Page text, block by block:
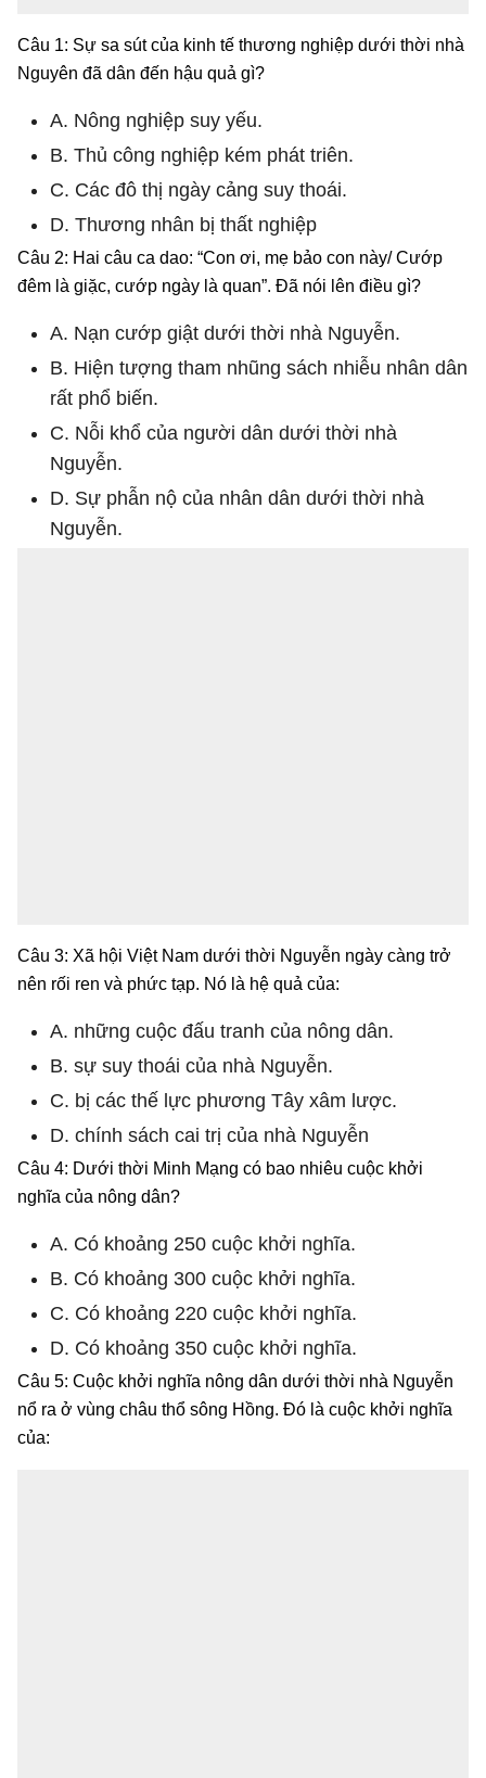
Câu 1: Sự sa sút của kinh tế thương nghiệp dưới thời nhà
Nguyên đã dân đến hậu quả gì?
A. Nông nghiệp suy yếu.
B. Thủ công nghiệp kém phát triên.
C. Các đô thị ngày cảng suy thoái.
D. Thương nhân bị thất nghiệp
Câu 2: Hai câu ca dao: “Con ơi, mẹ bảo con này/ Cướp
đêm là giặc, cướp ngày là quan”. Đã nói lên điều gì?
A. Nạn cướp giật dưới thời nhà Nguyễn.
B. Hiện tượng tham nhũng sách nhiễu nhân dân
rất phổ biến.
C. Nỗi khổ của người dân dưới thời nhà
Nguyễn.
D. Sự phẫn nộ của nhân dân dưới thời nhà
Nguyễn.
Câu 3: Xã hội Việt Nam dưới thời Nguyễn ngày càng trở
nên rối ren và phức tạp. Nó là hệ quả của:
A. những cuộc đấu tranh của nông dân.
B. sự suy thoái của nhà Nguyễn.
C. bị các thế lực phương Tây xâm lược.
D. chính sách cai trị của nhà Nguyễn
Câu 4: Dưới thời Minh Mạng có bao nhiêu cuộc khởi
nghĩa của nông dân?
A. Có khoảng 250 cuộc khởi nghĩa.
B. Có khoảng 300 cuộc khởi nghĩa.
C. Có khoảng 220 cuộc khởi nghĩa.
D. Có khoảng 350 cuộc khởi nghĩa.
Câu 5: Cuộc khởi nghĩa nông dân dưới thời nhà Nguyễn
nổ ra ở vùng châu thổ sông Hồng. Đó là cuộc khởi nghĩa
của: